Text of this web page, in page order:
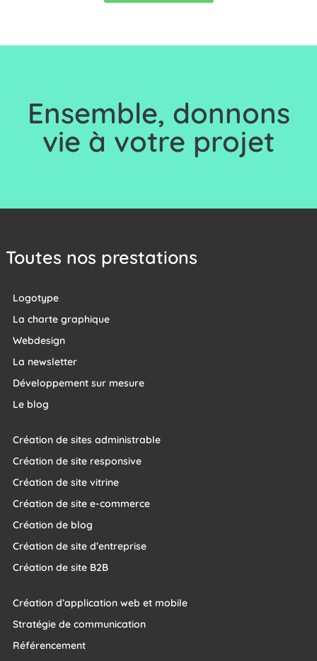
Ensemble, donnons
vie à votre projet
Toutes nos prestations
Logotype
La charte graphique
Webdesign
La newsletter
Développement sur mesure
Le blog
Création de sites administrable
Création de site responsive
Création de site vitrine
Création de site e-commerce
Création de blog
Création de site d’entreprise
Création de site B2B
Création d’application web et mobile
Stratégie de communication
Référencement